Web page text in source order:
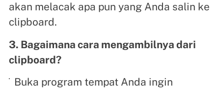
akan melacak apa pun yang Anda salin ke
clipboard.
3. Bagaimana cara mengambilnya dari
clipboard?
Buka program tempat Anda ingin